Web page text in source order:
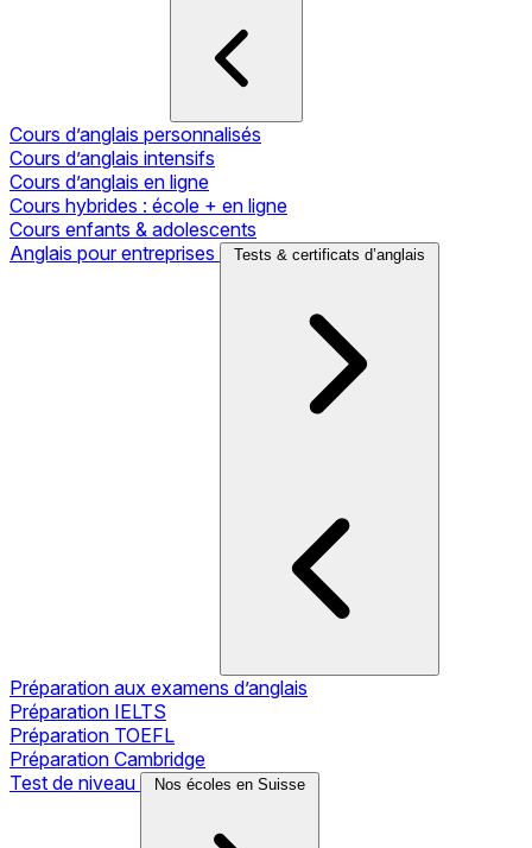
Cours d’anglais personnalisés
Cours d’anglais intensifs
Cours d’anglais en ligne
Cours hybrides : école + en ligne
Cours enfants & adolescents
Anglais pour entreprises
Tests & certificats d’anglais
Préparation aux examens d’anglais
Préparation IELTS
Préparation TOEFL
Préparation Cambridge
Test de niveau
Nos écoles en Suisse